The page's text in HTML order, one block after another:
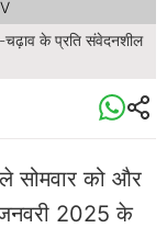
चढ़ाव के प्रति संवेदनशील
सोमवार को और
2025 के